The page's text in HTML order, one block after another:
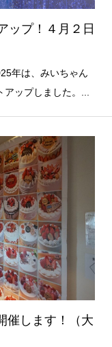
ップ！４月２日
年は、みいちゃん
ップしました。...
催します！（大